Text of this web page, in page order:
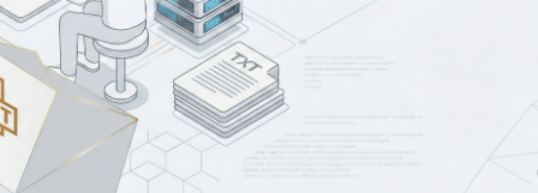
TEXT 뷰어
UTF-16 (UCS-2)
IODD 화면에서 직접 TEXT 파일을 확인하세요. 작업
중 시리얼 키나 설치 메모를 확인할 수 있어 유출의
위험이 없습니다.